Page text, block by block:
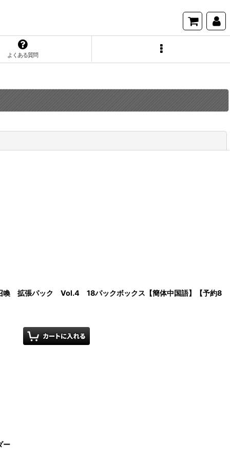
よくある質問
拡張パック Vol.4 18パックボックス【簡体中国語】【予約8
ー